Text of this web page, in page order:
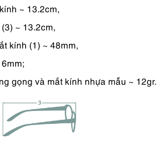
₫.
~ 13.2cm,
~ 13.2cm,
kính (1) ~ 48mm,
gọng và mắt kính nhựa mẫu ~ 12gr.